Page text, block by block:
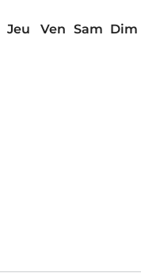
Jeu Ven Sam Dim